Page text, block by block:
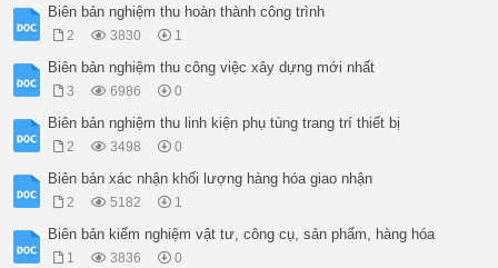
– Các biên bản nghiệm thu công việc, nghiệm thu bộ phận,
– Bản vẽ hoàn công công trình;
– Biên bản nghiệm thu khối lượng giữa chủ đầu tư và nhà thầu
b.   Thời gian xây dựng công trình
Kết thúc: giờ..ngày..tháng.năm
Tại:.
Quy trình nghiệm thu công tác bê tông – bê tông cốt thép
Quá trình nghiệm thu chuẩn bị khối đổ
Quá trình nghiệm thu – thanh quyết toán
Kết luận
Biên bản nghiệm thu hoàn thành công trình
2 3830 1
Biên bản nghiệm thu công việc xây dựng mới nhất
3 6986 0
Biên bản nghiệm thu linh kiện phụ tùng trang trí thiết bị
2 3498 0
Biên bản xác nhận khối lượng hàng hóa giao nhận
2 5182 1
Biên bản kiểm nghiệm vật tư, công cụ, sản phẩm, hàng hóa
1 3836 0